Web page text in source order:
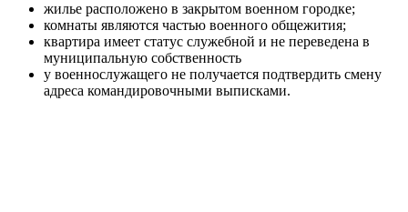
жилье расположено в закрытом военном городке;
комнаты являются частью военного общежития;
квартира имеет статус служебной и не переведена в
муниципальную собственность
у военнослужащего не получается подтвердить смену
адреса командировочными выписками.